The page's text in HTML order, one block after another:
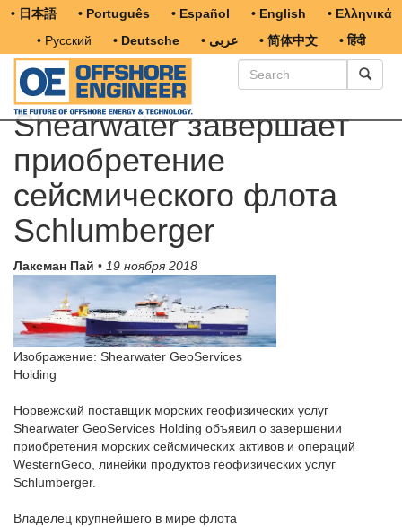
• 日本語 • Português • Español • English
• Ελληνικά
• Русский
• Deutsche • عربى • 简体中文 • हिंदी
Shearwater завершает
приобретение
сейсмического флота
Schlumberger
Лаксман Пай • 19 ноября 2018
Изображение: Shearwater GeoServices
Holding
Норвежский поставщик морских геофизических услуг
Shearwater GeoServices Holding объявил о завершении
приобретения морских сейсмических активов и операций
WesternGeco, линейки продуктов геофизических услуг
Schlumberger.
Владелец крупнейшего в мире флота